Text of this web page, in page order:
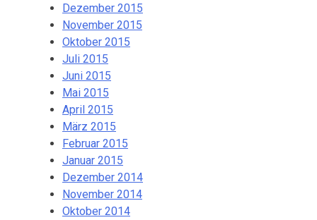
Dezember 2015
November 2015
Oktober 2015
Juli 2015
Juni 2015
Mai 2015
April 2015
März 2015
Februar 2015
Januar 2015
Dezember 2014
November 2014
Oktober 2014